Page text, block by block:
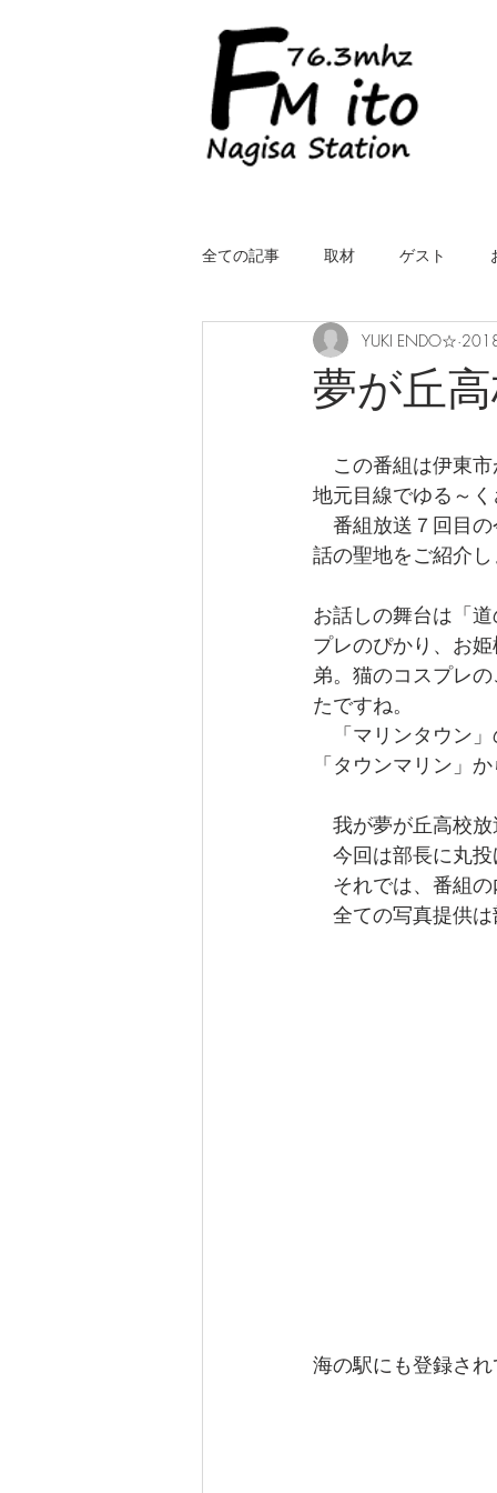
全ての記事 取材 ゲスト
LIVE（中継） 星空スケッチ
なぎさ達ちゃんカフェ
夢が丘
YUKI ENDO☆
この番組は伊東市
地元目線でゆる～
番組放送７回目の
話の聖地をご紹介
お話しの舞台は「
プレのぴかり、お
弟。猫のコスプレ
たですね。
「マリンタウン」
「タウンマリン」
我が夢が丘高校放
今回は部長に丸投
それでは、番組の
全ての写真提供は
海の駅にも登録さ